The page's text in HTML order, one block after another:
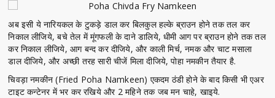
अब इसी ये नारियकल के टुकड़े डाल कर बिलकुल हल्के ब्राउन होने तक तल कर
निकाल लीजिये, बचे तेल में मूंगफली के दाने डालिये, धीमी आग पर ब्राउन होने तक तल
कर निकाल लीजिये, आग बन्द कर दीजिये, और काली मिर्च, नमक और चाट मसाला
डाल दीजिये, और अच्छी तरह सारी चीजें मिला दीजिये, पोहा नमकीन तैयार है.
चिवड़ा नमकीन (Fried Poha Namkeen) एकदम ठंडी होने के बाद किसी भी एअर
टाइट कन्टेनर में भर कर रखिये और 2 महिने तक जब मन चाहे, खाइये.